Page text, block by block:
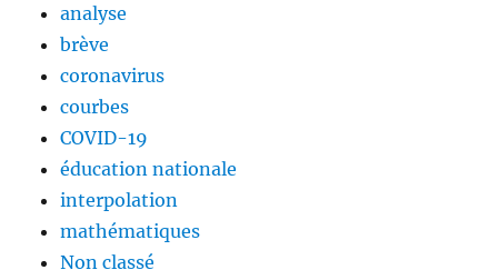
analyse
brève
coronavirus
courbes
COVID-19
éducation nationale
interpolation
mathématiques
Non classé